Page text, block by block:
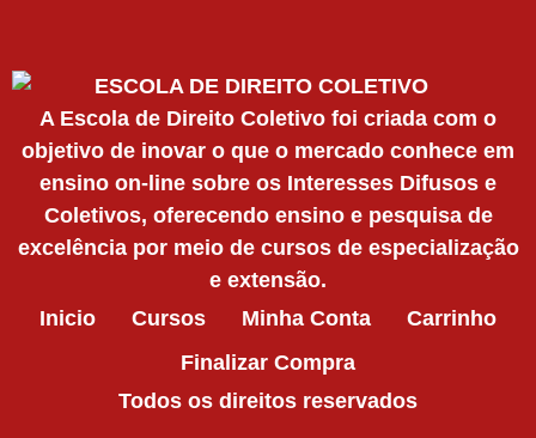
A Escola de Direito Coletivo foi criada com o
objetivo de inovar o que o mercado conhece em
ensino on-line sobre os Interesses Difusos e
Coletivos, oferecendo ensino e pesquisa de
excelência por meio de cursos de especialização
e extensão.
Inicio
Cursos Minha Conta
Carrinho
Finalizar Compra
Todos os direitos reservados